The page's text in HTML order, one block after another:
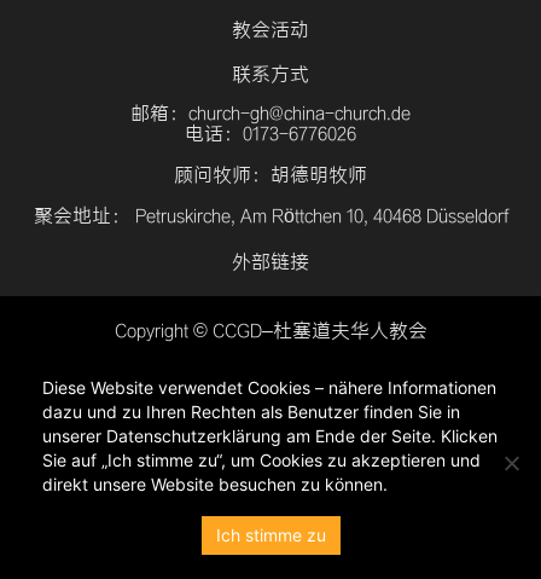
教会活动
联系方式
邮箱：church-gh@china-church.de
电话：0173-6776026
顾问牧师：胡德明牧师
聚会地址： Petruskirche, Am Röttchen 10, 40468 Düsseldorf
外部链接
Copyright © CCGD–杜塞道夫华人教会
隐私政策
Diese Website verwendet Cookies – nähere Informationen
dazu und zu Ihren Rechten als Benutzer finden Sie in
unserer Datenschutzerklärung am Ende der Seite. Klicken
Sie auf „Ich stimme zu“, um Cookies zu akzeptieren und
direkt unsere Website besuchen zu können.
Ich stimme zu